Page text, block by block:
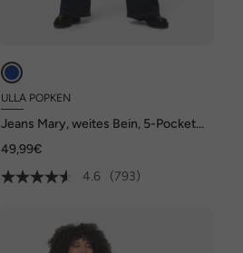
ULLA POPKEN
Jeans Mary, weites Bein, 5-Pocket-
49,99€
4.6
(793)